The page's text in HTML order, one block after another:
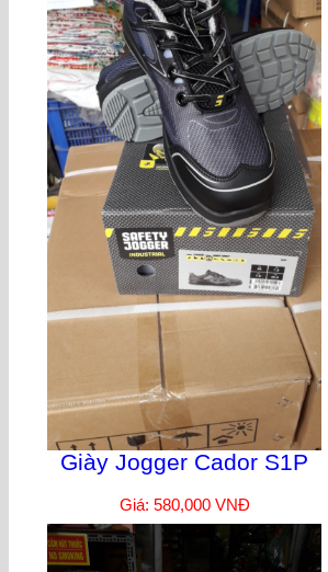
Giày Jogger Cador S1P
Giá: 580,000 VNĐ